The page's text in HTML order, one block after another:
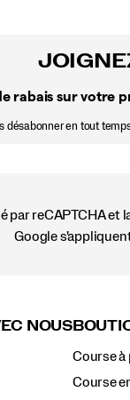
rabais sur votre
désabonner en tout
par reCAPTCHA et
Google
NOUS
Course à
Course